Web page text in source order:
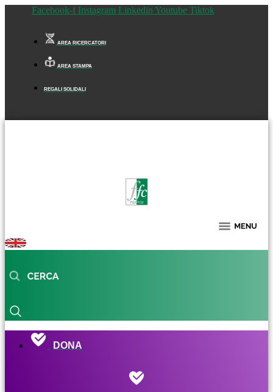
Facebook-f Instagram Linkedin Youtube Tiktok
AREA RICERCATORI
AREA STAMPA
REGALI SOLIDALI
DONA